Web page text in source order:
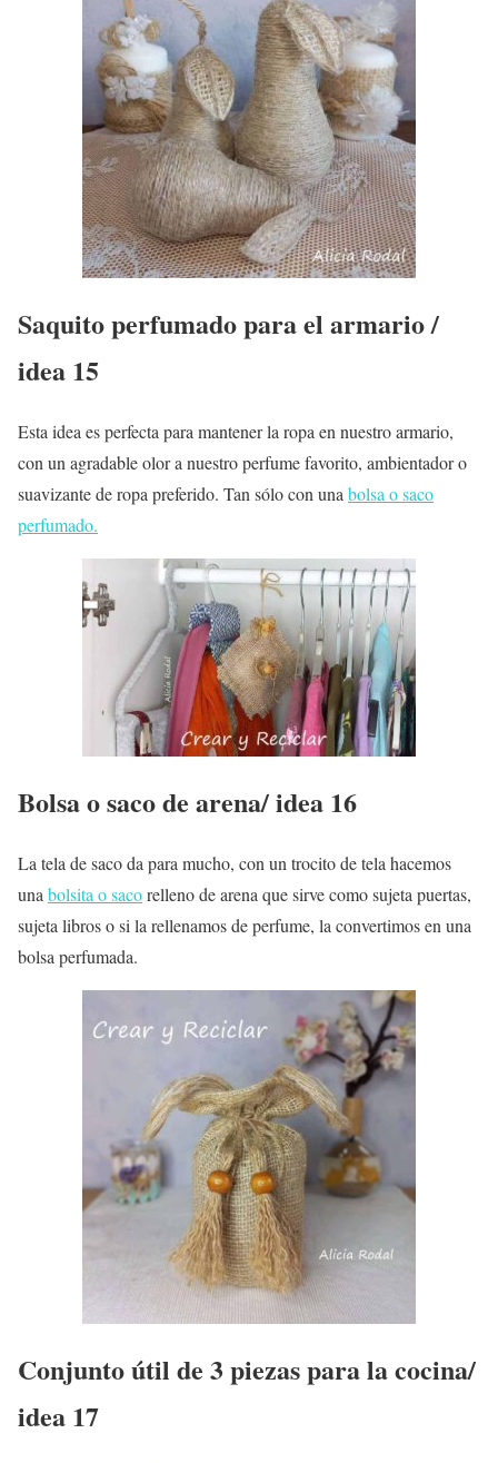
Saquito perfumado para el armario /
idea 15
Esta idea es perfecta para mantener la ropa en nuestro armario,
con un agradable olor a nuestro perfume favorito, ambientador o
suavizante de ropa preferido. Tan sólo con una bolsa o saco
perfumado.
Bolsa o saco de arena/ idea 16
La tela de saco da para mucho, con un trocito de tela hacemos
una bolsita o sacorelleno de arena que sirve como sujeta puertas,
sujeta libros o si la rellenamos de perfume, la convertimos en una
bolsa perfumada.
Conjunto útil de 3 piezas para la cocina/
idea 17